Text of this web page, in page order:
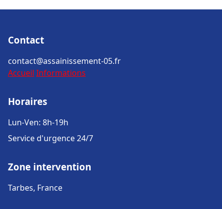
Contact
contact@assainissement-05.fr
Accueil Informations
Horaires
Lun-Ven: 8h-19h
Service d'urgence 24/7
Zone intervention
Tarbes, France